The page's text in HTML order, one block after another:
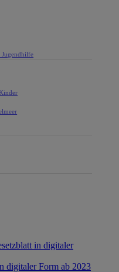
in digitaler
digitaler Form ab 2023